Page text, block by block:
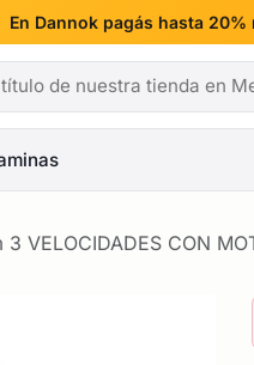
En Dannok pagás hasta
VELOCIDADES CON